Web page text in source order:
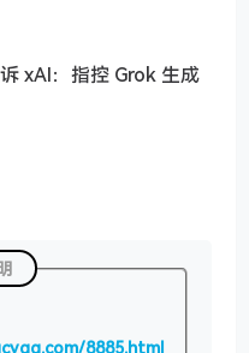
xAI：指控 Grok 生成
8885.html